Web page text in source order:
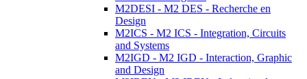
M2DESI - M2 DES - Recherche en
Design
M2ICS - M2 ICS - Integration, Circuits
and Systems
M2IGD - M2 IGD - Interaction, Graphic
and Design